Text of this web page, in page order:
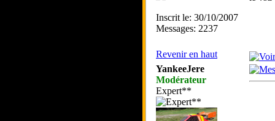
Inscrit le: 30/10/2007
Messages: 2237
Revenir en haut
YankeeJere
Modérateur
Expert**